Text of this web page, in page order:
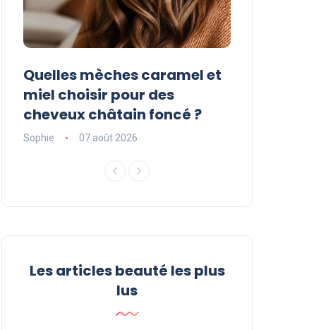
Quelles mèches caramel et
miel choisir pour des
cheveux châtain foncé ?
Sophie 07 août 2026
Les articles beauté les plus
lus